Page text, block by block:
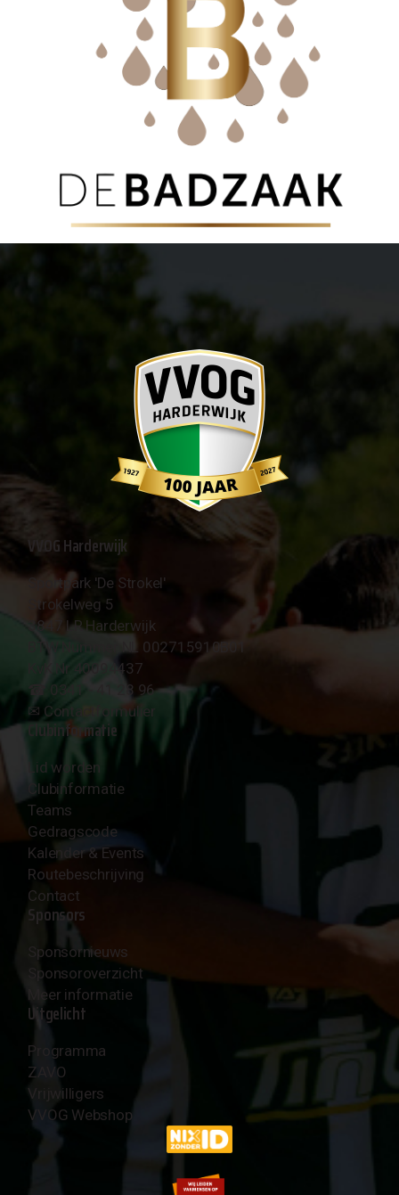
VVOG Harderwijk
Sportpark 'De Strokel'
Strokelweg 5
3847 LR Harderwijk
BTW Nummer NL 002715910B01
KvK Nr 40094437
☎︎ 0341 - 41 28 96
✉︎ Contactformulier
Clubinformatie
Lid worden
Clubinformatie
Teams
Gedragscode
Kalender & Events
Routebeschrijving
Contact
Sponsors
Sponsornieuws
Sponsoroverzicht
Meer informatie
Uitgelicht
Programma
ZAVO
Vrijwilligers
VVOG Webshop